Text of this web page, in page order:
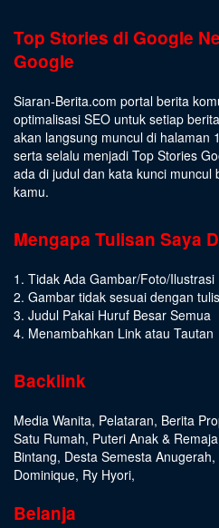
Top Stories di Google
Google
Siaran-Berita.com portal berita
optimalisasi SEO untuk setiap
akan langsung muncul di halaman
serta selalu menjadi Top Stories
ada di judul dan kata kunci muncul
kamu.
Mengapa Tulisan Saya
1. Tidak Ada Gambar/Foto/Ilustrasi
2. Gambar tidak sesuai dengan
3. Judul Pakai Huruf Besar Semua
4. Menambahkan Link atau Tautan
Backlink
Media Wanita, Pelataran, Berita
Satu Rumah, Puteri Anak &
Bintang, Desta Semesta Anugerah,
Dominique, Ry Hyori,
Belanja